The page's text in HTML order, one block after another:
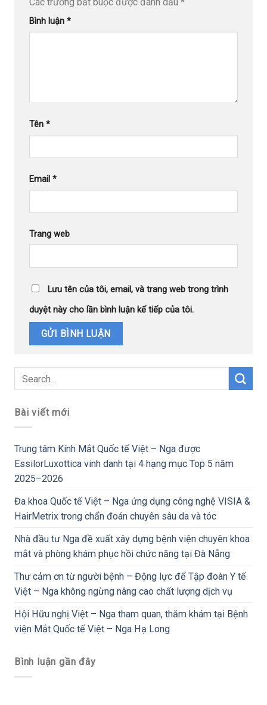
Bình luận *
Tên *
Email *
Trang web
Lưu tên của tôi, email, và trang web trong trình
duyệt này cho lần bình luận kế tiếp của tôi.
Bài viết mới
Trung tâm Kính Mắt Quốc tế Việt – Nga được
EssilorLuxottica vinh danh tại 4 hạng mục Top 5 năm
2025–2026
Đa khoa Quốc tế Việt – Nga ứng dụng công nghệ VISIA &
HairMetrix trong chẩn đoán chuyên sâu da và tóc
Nhà đầu tư Nga đề xuất xây dựng bệnh viện chuyên khoa
mắt và phòng khám phục hồi chức năng tại Đà Nẵng
Thư cảm ơn từ người bệnh – Động lực để Tập đoàn Y tế
Việt – Nga không ngừng nâng cao chất lượng dịch vụ
Hội Hữu nghị Việt – Nga tham quan, thăm khám tại Bệnh
viện Mắt Quốc tế Việt – Nga Hạ Long
Bình luận gần đây